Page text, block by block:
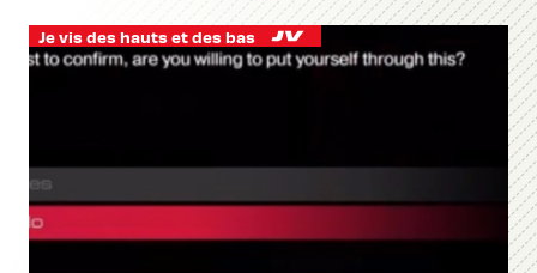
Je vis des hauts et des bas